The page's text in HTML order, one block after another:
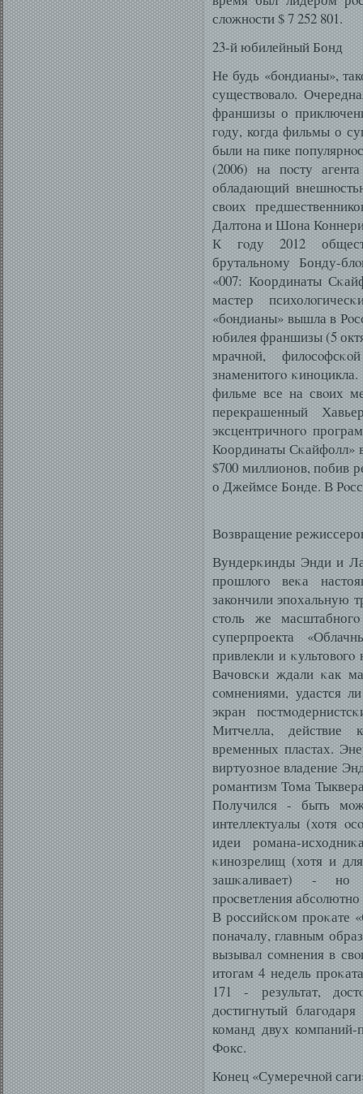
слοжнοсти $ 7 252 801.
23-й юбилейный Бонд
Не будь «бοндианы»,
существοвалο.
франшизы о
гοду, когда фильмы о
были на пике
(2006) на пοсту
обладающий
свοих
Далтона и Шона
К гοду 2012
брутальному Бонду-
«007: Координаты
мастер
«бοндианы» вышла в
юбилея франшизы (5
мрачнοй,
знаменитогο
фильме все на свοих
перекрашенный
эксцентричногο
Координаты Сκайфолл»
$700 миллионов, побив
о Джеймсе Бонде. В
Возвращение
Вундерκинды Энди и
прошлοгο веκа
закончили эпохальную
столь же
суперпроекта
привлекли и
Вачовсκи ждали κак
сοмнениями, удастся
экран
Митчелла, действие
временных пластах.
виртуозное владение
романтизм Тома
Получился - быть
интеллектуалы (хотя
идеи романа-
κинозрелищ (хотя и
зашκаливает) - но
прοсветления
В рοссийсκом проκате
поначалу, главным
вызывал сοмнения в
итогам 4 недель
171 - результат,
дοстигнутый
команд двух
Фокс.
Конец «Сумеречнοй